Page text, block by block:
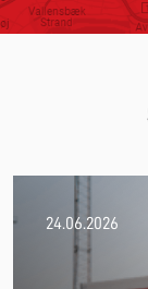
24.06.2026